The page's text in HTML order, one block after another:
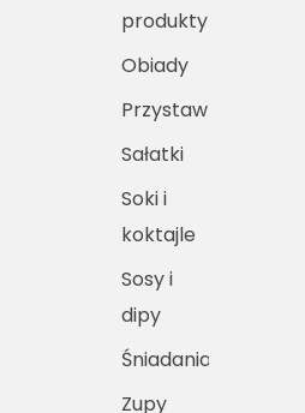
produkty
Obiady
Przystawki
Sałatki
Soki i
koktajle
Sosy i
dipy
Śniadania
Zupy